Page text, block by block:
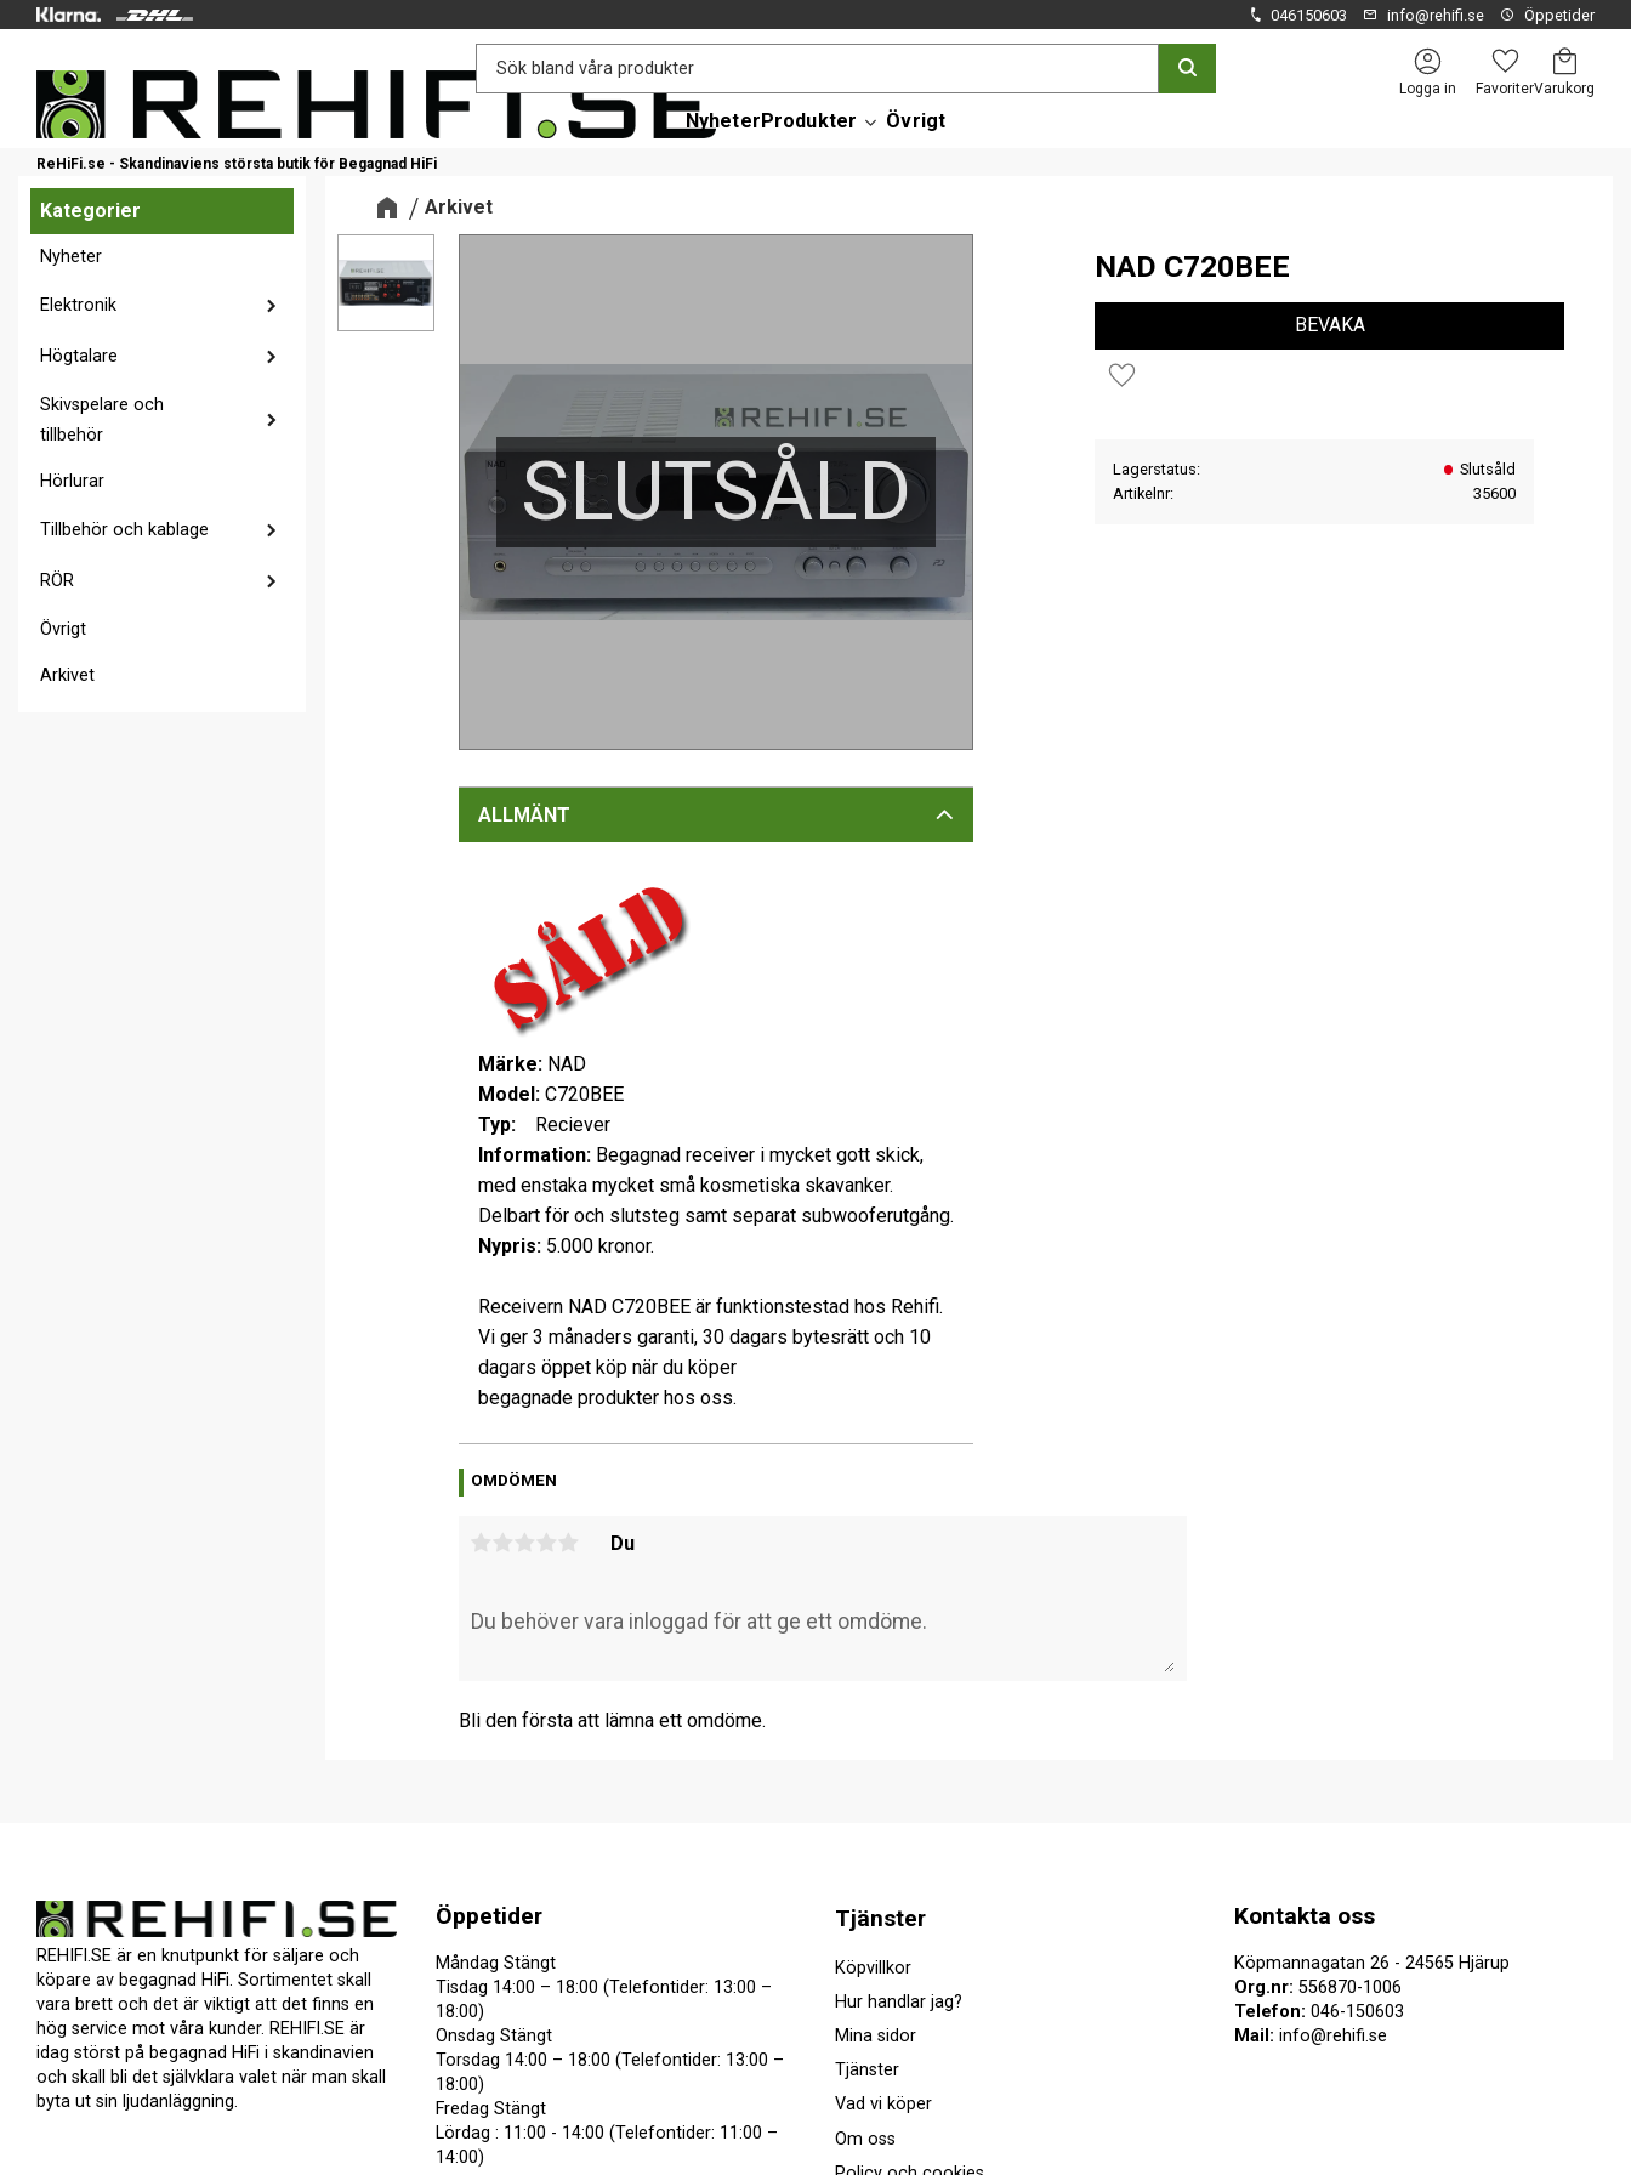
046150603 info@rehifi.se Öppetider
ReHiFi.se - Skandinaviens största butik för Begagnad HiFi
Logga in
Favoriter
Kundvagn
NyheterProdukter Övrigt
Arkivet
NAD C720BEE
SLUTSÅLD
Lägg till i favoriter
BEVAKA
Lagerstatus
Slutsåld
Artikelnr
35600
ALLMÄNT
Märke:NAD
Model:C720BEE
Typ:Reciever
Information:Begagnad receiver i mycket gott skick,
med enstaka mycket små kosmetiska skavanker.
Delbart för och slutsteg samt separat subwooferutgång.
Nypris:5.000 kronor.
Receivern NAD C720BEE är funktionstestad hos Rehifi.
Vi ger 3 månaders garanti, 30 dagars bytesrätt och 10
dagars öppet köp när du köper
begagnade produkter hos oss.
OMDÖMEN
Du
Bli den första att lämna ett omdöme.
Kategorier
Nyheter
Elektronik
Högtalare
Skivspelare och
tillbehör
Hörlurar
Tillbehör och kablage
RÖR
Övrigt
Arkivet
REHIFI.SE är en knutpunkt för säljare och
köpare av begagnad HiFi. Sortimentet skall
vara brett och det är viktigt att det finns en
hög service mot våra kunder. REHIFI.SE är
idag störst på begagnad HiFi i skandinavien
och skall bli det självklara valet när man skall
byta ut sin ljudanläggning.
Öppetider
Måndag Stängt
Tisdag 14:00 – 18:00 (Telefontider: 13:00 –
18:00)
Onsdag Stängt
Torsdag 14:00 – 18:00 (Telefontider: 13:00 –
18:00)
Fredag Stängt
Lördag : 11:00 - 14:00 (Telefontider: 11:00 –
14:00)
Kontakta oss
Köpmannagatan 26 - 24565 Hjärup
Org.nr: 556870-1006
Telefon: 046-150603
Mail: info@rehifi.se
Tjänster
Köpvillkor
Hur handlar jag?
Mina sidor
Tjänster
Vad vi köper
Om oss